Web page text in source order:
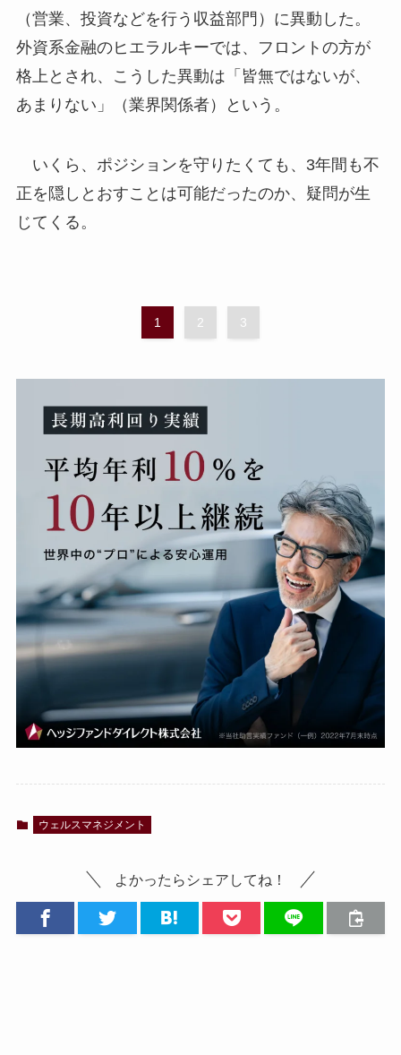
（営業、投資などを行う収益部門）に異動した。
外資系金融のヒエラルキーでは、フロントの方が
格上とされ、こうした異動は「皆無ではないが、
あまりない」（業界関係者）という。
いくら、ポジションを守りたくても、3年間も不
正を隠しとおすことは可能だったのか、疑問が生
じてくる。
1 2 3
ウェルスマネジメント
よかったらシェアしてね！